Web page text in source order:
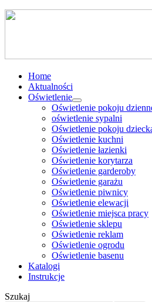
Home
Aktualności
Oświetlenie
Oświetlenie pokoju
oświetlenie sypalni
Oświetlenie pokoju
Oświetlenie kuchni
Oświetlenie łazienki
Oświetlenie korytarza
Oświetlenie garderoby
Oświetlenie garażu
Oświetlenie piwnicy
Oświetlenie elewacji
Oświetlenie miejsca pracy
Oświetlenie sklepu
Oświetlenie reklam
Oświetlenie ogrodu
Oświetlenie basenu
Katalogi
Instrukcje
Szukaj